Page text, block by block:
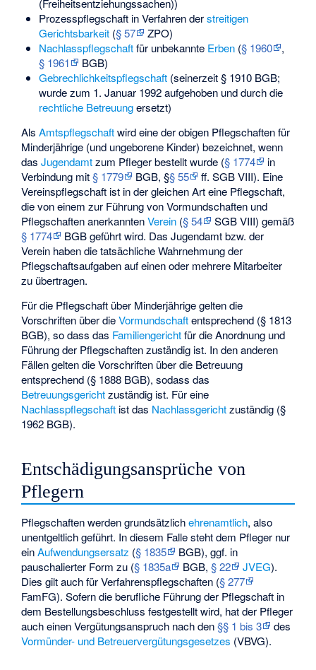
(Freiheitsentziehungssachen))
Prozesspflegschaftin Verfahren derstreitigen
Gerichtsbarkeit(§ 57
ZPO)
Nachlasspflegschaftfür unbekannte Erben(§ 1960
,
§ 1961
BGB)
Gebrechlichkeitspflegschaft(seinerzeit § 1910 BGB;
wurde zum 1. Januar 1992 aufgehoben und durch die
rechtliche Betreuungersetzt)
AlsAmtspflegschaftwird eine der obigen Pflegschaften für
Minderjährige (und ungeborene Kinder) bezeichnet, wenn
dasJugendamtzum Pfleger bestellt wurde (§ 1774
in
Verbindung mit§ 1779 BGB, §§ 55
ff. SGB VIII). Eine
Vereinspflegschaft ist in der gleichen Art eine Pflegschaft,
die von einem zur Führung von Vormundschaften und
Pflegschaften anerkanntenVerein (§ 54
SGB VIII) gemäß
§ 1774
BGB geführt wird. Das Jugendamt bzw. der
Verein haben die tatsächliche Wahrnehmung der
Pflegschaftsaufgaben auf einen oder mehrere Mitarbeiter
zu übertragen.
Für die Pflegschaft über Minderjährige gelten die
Vorschriften über dieVormundschaftentsprechend (§ 1813
BGB), so dass das Familiengerichtfür die Anordnung und
Führung der Pflegschaften zuständig ist. In den anderen
Fällen gelten die Vorschriften über die Betreuung
entsprechend (§ 1888 BGB), sodass das
Betreuungsgerichtzuständig ist. Für eine
Nachlasspflegschaft ist das Nachlassgerichtzuständig (§
1962 BGB).
Entschädigungsansprüche von
Pflegern
Pflegschaften werden grundsätzlichehrenamtlich, also
unentgeltlich geführt. In diesem Falle steht dem Pfleger nur
einAufwendungsersatz (§ 1835
BGB), ggf. in
pauschalierter Form zu (§ 1835a BGB,§ 22 JVEG).
Dies gilt auch für Verfahrenspflegschaften (§ 277
FamFG). Sofern die berufliche Führung der Pflegschaft in
dem Bestellungsbeschluss festgestellt wird, hat der Pfleger
auch einen Vergütungsanspruch nach den§§ 1 bis 3
des
Vormünder- und Betreuervergütungsgesetzes (VBVG).